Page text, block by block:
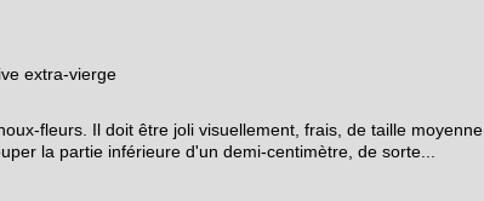
extra-vierge
fleurs. Il doit être joli visuellement, frais, de taille moyenne
la partie inférieure d'un demi-centimètre, de sorte...